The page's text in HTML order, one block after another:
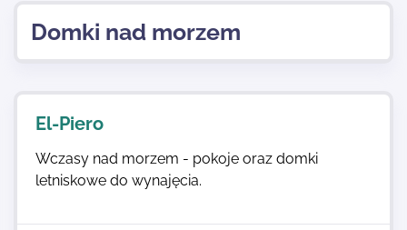
Najnowsze
Kontakt
Domki nad morzem
El-Piero
Wczasy nad morzem - pokoje oraz domki
letniskowe do wynajęcia.